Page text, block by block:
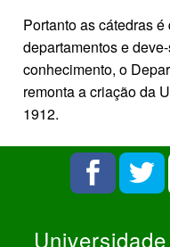
Portanto as cátedras
departamentos e
conhecimento, o
remonta a criação da
1912.